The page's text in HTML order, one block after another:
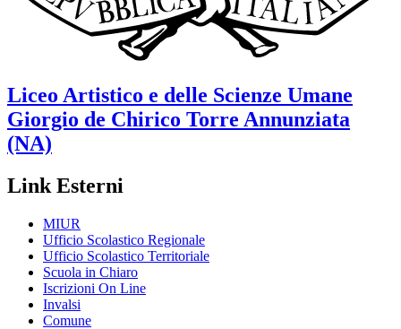
Liceo Artistico e delle Scienze Umane
Giorgio de Chirico Torre Annunziata
(NA)
Link Esterni
MIUR
Ufficio Scolastico Regionale
Ufficio Scolastico Territoriale
Scuola in Chiaro
Iscrizioni On Line
Invalsi
Comune